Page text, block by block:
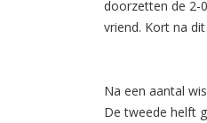
doorzetten de 2-
vriend. Kort na
Na een aantal
De tweede helft